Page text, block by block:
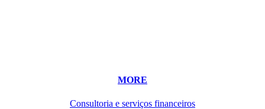
MORE
Consultoria e serviços financeiros